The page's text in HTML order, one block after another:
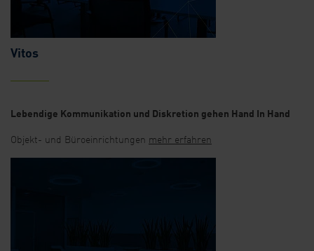
Vitos
Lebendige Kommunikation und Diskretion gehen Hand In Hand
Objekt- und Büroeinrichtungen mehr erfahren